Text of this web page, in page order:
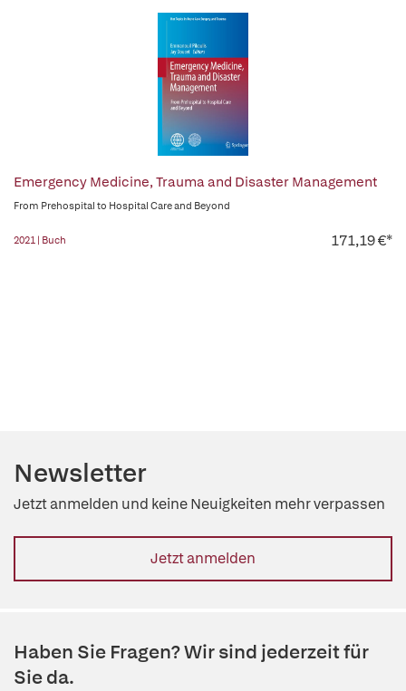
Emergency Medicine, Trauma and Disaster Management
From Prehospital to Hospital Care and Beyond
2021 | Buch 171,19 €*
Newsletter
Jetzt anmelden und keine Neuigkeiten mehr verpassen
Jetzt anmelden
Haben Sie Fragen? Wir sind jederzeit für
Sie da.